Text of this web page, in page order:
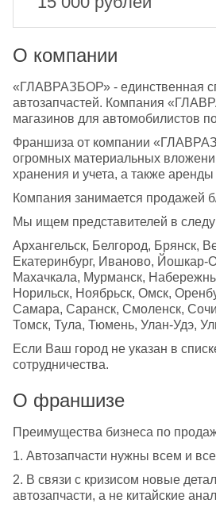
О компании
«ГЛАВРАЗБОР» - единственная
автозапчастей. Компания
магазинов для автомобилистов
Франшиза от компании
огромных материальных
хранения и учета, а также
Компания занимается продажей
Мы ищем представителей в
Архангельск, Белгород, Брянск,
Екатеринбург, Иваново, Йошкар-
Махачкала, Мурманск,
Норильск, Ноябрьск, Омск,
Самара, Саранск, Смоленск,
Томск, Тула, Тюмень, Улан-Удэ,
Если Ваш город не указан в
сотрудничества.
О франшизе
Преимущества бизнеса по
1. Автозапчасти нужны всем и
2. В связи с кризисом новые
автозапчасти, а не китайские